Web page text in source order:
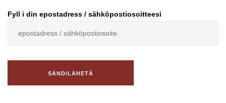
Fyll i din epostadress / sähköpostiosoitteesi